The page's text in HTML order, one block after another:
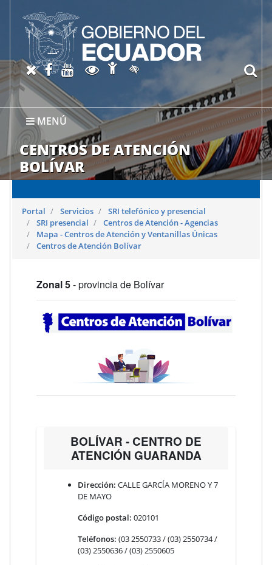
MENÚ
CENTROS DE ATENCIÓN
BOLÍVAR
X oficial del SRI
Facebook oficial SRI
Canal del SRI en YouTube
Abrir página de
Abrir página de
Activar/quitar contraste
Portal Servicios
SRI telefónico y presencial
SRI presencial
Centros de Atención - Agencias
Mapa - Centros de Atención y Ventanillas Únicas
Centros de Atención Bolívar
Zonal 5- provincia de Bolívar
BOLÍVAR - CENTRO DE
ATENCIÓN GUARANDA
Dirección: CALLE GARCÍA MORENO Y 7
DE MAYO
Código postal: 020101
Teléfonos: (03 2550733 / (03) 2550734 /
(03) 2550636 / (03) 2550605